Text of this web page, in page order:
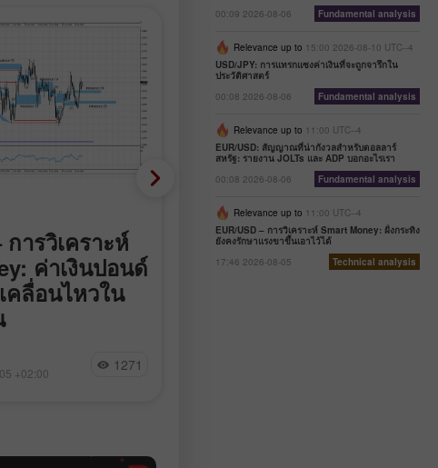
ารวิเคราะห์
ค่าเงินปอนด์
คลื่อนไหวใน
รับตัวขึ้นแรงใน
คล้องกับปัจจัยพื้นฐาน
+02:00 1271
ปฏิทินเทรดเดอร์ประจำวั
5 สิงหาคม
00:09 2026-08-06
Fundamental analysis
Relevance up to 15:00 2026-08-10 UTC--4
USD/JPY: การแทรกแซงค่าเงินที่จะถูกจารึกใน
ประวัติศาสตร์
00:08 2026-08-06
Fundamental analysis
Relevance up to 11:00 UTC--4
EUR/USD: สัญญาณที่น่ากังวลสำหรับดอลลาร์
สหรัฐ: รายงาน JOLTs และ ADP บอกอะไรเรา
00:08 2026-08-06
Fundamental analysis
Relevance up to 11:00 UTC--4
EUR/USD – การวิเคราะห์ Smart Money: ฝั่งกระทิง
ยังคงรักษาแรงขาขึ้นเอาไว้ได้
17:46 2026-08-05
Technical analysis